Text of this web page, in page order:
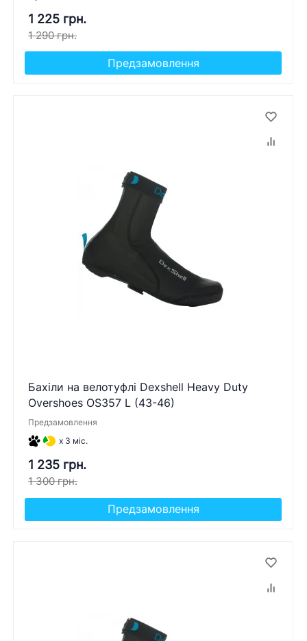
1 225 грн.
1 290 грн.
Предзамовлення
Бахіли на велотуфлі Dexshell Heavy Duty
Overshoes OS357 L (43-46)
Предзамовлення
x 3 міс.
1 235 грн.
1 300 грн.
Предзамовлення